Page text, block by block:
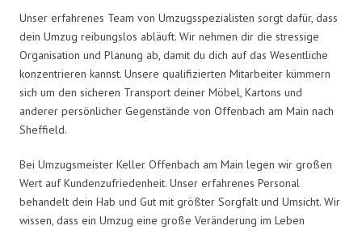
Unser erfahrenes Team von Umzugsspezialisten sorgt dafür, dass
dein Umzug reibungslos abläuft. Wir nehmen dir die stressige
Organisation und Planung ab, damit du dich auf das Wesentliche
konzentrieren kannst. Unsere qualifizierten Mitarbeiter kümmern
sich um den sicheren Transport deiner Möbel, Kartons und
anderer persönlicher Gegenstände von Offenbach am Main nach
Sheffield.
Bei Umzugsmeister Keller Offenbach am Main legen wir großen
Wert auf Kundenzufriedenheit. Unser erfahrenes Personal
behandelt dein Hab und Gut mit größter Sorgfalt und Umsicht. Wir
wissen, dass ein Umzug eine große Veränderung im Leben